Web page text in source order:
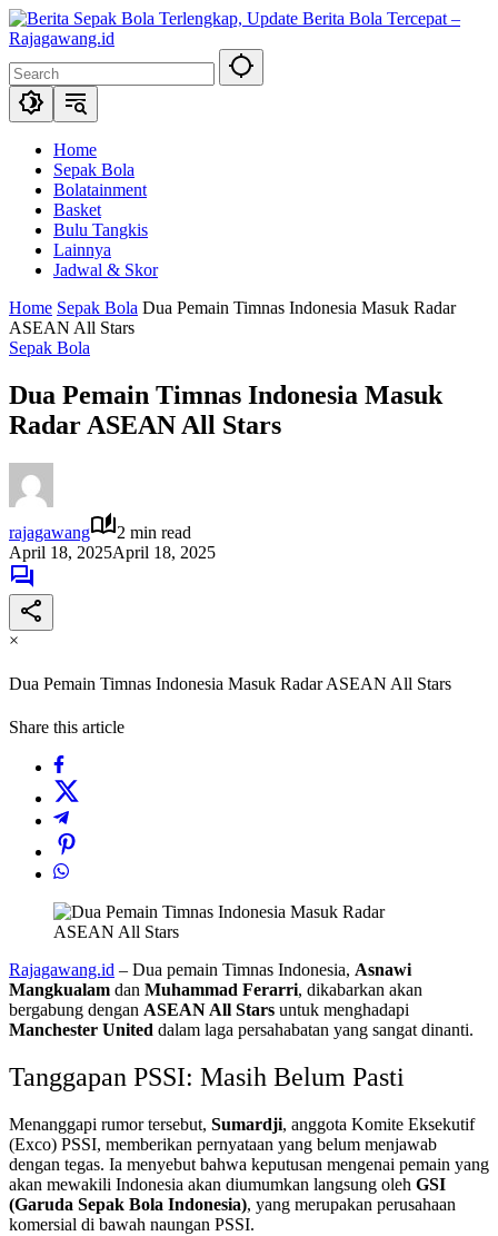
Skip
to
Home
Sepak Bola
Bolatainment
Basket
Bulu Tangkis
Lainnya
Jadwal & Skor
Home Sepak Bola Dua Pemain Timnas Indonesia Masuk Radar
ASEAN All Stars
Sepak Bola
Dua Pemain Timnas Indonesia Masuk
Radar ASEAN All Stars
rajagawang
2 min read
April 18, 2025April 18, 2025
×
Dua Pemain Timnas Indonesia Masuk Radar ASEAN All Stars
Share this article
Rajagawang.id – Dua pemain Timnas Indonesia, Asnawi
Mangkualam dan Muhammad Ferarri, dikabarkan akan
bergabung dengan ASEAN All Stars untuk menghadapi
Manchester United dalam laga persahabatan yang sangat dinanti.
Tanggapan PSSI: Masih Belum Pasti
Menanggapi rumor tersebut, Sumardji, anggota Komite Eksekutif
(Exco) PSSI, memberikan pernyataan yang belum menjawab
dengan tegas. Ia menyebut bahwa keputusan mengenai pemain yang
akan mewakili Indonesia akan diumumkan langsung oleh GSI
(Garuda Sepak Bola Indonesia), yang merupakan perusahaan
komersial di bawah naungan PSSI.